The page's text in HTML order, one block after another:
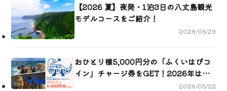
【2026 夏】夜発・1泊3日の八丈島観光
モデルコースをご紹介！
2026/05/29
おひとり様5,000円分の「ふくいはぴコ
イン」チャージ券をGET！2026年は福
井へいこう！いいとこ、掘りだくさんキ
2026/05/22